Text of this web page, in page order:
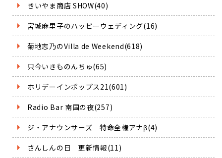
きいやま商店 SHOW(40)
宮城麻里子のハッピーウェディング(16)
菊地志乃のVilla de Weekend(618)
只今いきものんちゅ(65)
ホリデーインポップス21(601)
Radio Bar 南国の夜(257)
ジ・アナウンサーズ 特命全権アナβ(4)
さんしんの日 更新情報(11)